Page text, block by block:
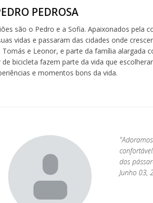
PEDROSA
são o Pedro e a Sofia. Apaixonados pela
vidas e passaram das cidades onde
Tomás e Leonor, e parte da família alargada
bicicleta fazem parte da vida que
e momentos bons da vida.
dos
Junho 03,